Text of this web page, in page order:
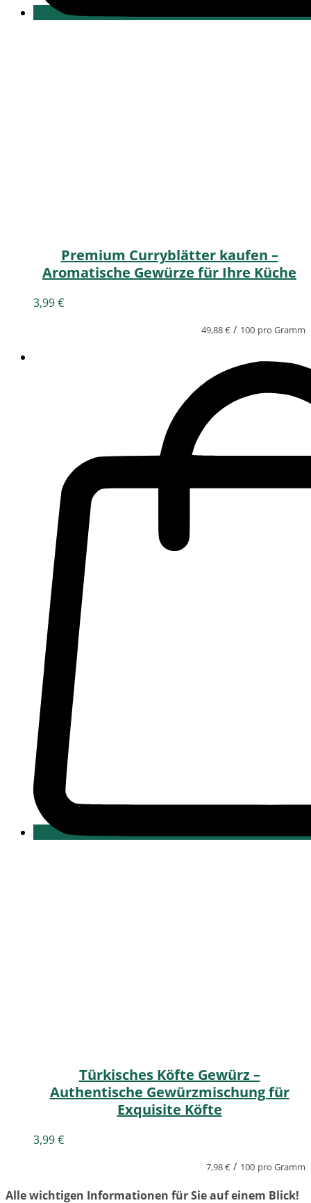
Premium Curryblätter kaufen –
Aromatische Gewürze für Ihre Küche
3,99€
49,88€ / 100 pro Gramm
Türkisches Köfte Gewürz –
Authentische Gewürzmischung für
Exquisite Köfte
3,99€
7,98€ / 100 pro Gramm
Alle wichtigen Informationen für Sie auf einem Blick!